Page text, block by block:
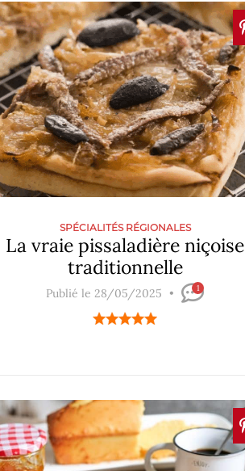
SPÉCIALITÉS RÉGIONALES
La vraie pissaladière niçoise
traditionnelle
Publié le 28/05/2025 1